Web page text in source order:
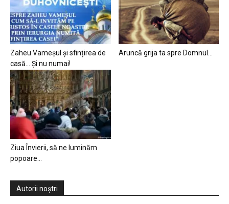
Zaheu Vameșul și sfințirea de
casă… Și nu numai!
Aruncă grija ta spre Domnul…
Ziua Învierii, să ne luminăm
popoare…
Autorii noștri